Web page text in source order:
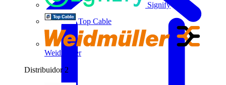
Signify
Top Cable
Weidmüller
Distribuidor 2